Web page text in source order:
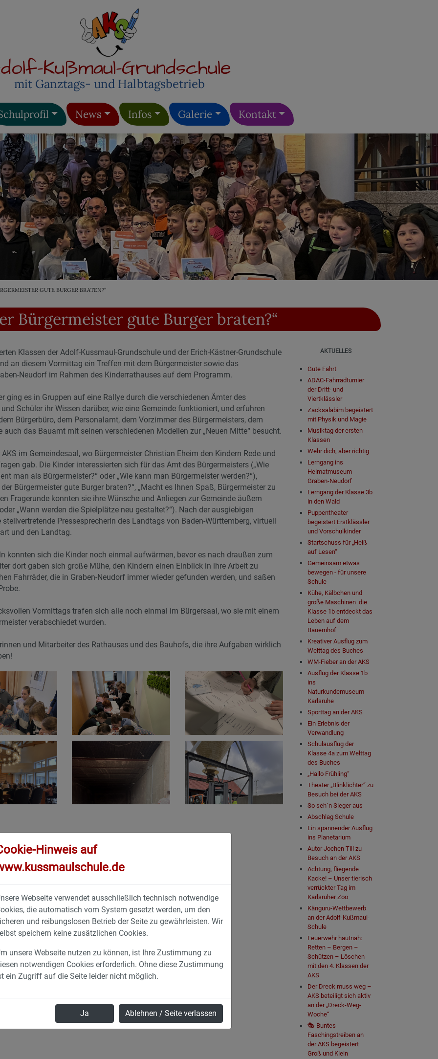
Kußmaul-Grundschule
mit Ganztags- und Halbtagsbetrieb
News Infos Galerie Kontakt
GUTE BURGER BRATEN?“
Bürgermeister gute Burger braten?“
Klassen der Adolf-Kussmaul-Grundschule und der Erich-Kästner-Grundschule
an diesem Vormittag ein Treffen mit dem Bürgermeister sowie das
Neudorf im Rahmen des Kinderrathauses auf dem Programm.
ging es in Gruppen auf eine Rallye durch die verschiedenen Ämter des
Schüler ihr Wissen darüber, wie eine Gemeinde funktioniert, und erfuhren
Bürgerbüro, dem Personalamt, dem Vorzimmer des Bürgermeisters, dem
das Bauamt mit seinen verschiedenen Modellen zur „Neuen Mitte“ besucht.
im Gemeindesaal, wo Bürgermeister Christian Eheim den Kindern Rede und
gab. Die Kinder interessierten sich für das Amt des Bürgermeisters („Wie
man als Bürgermeister?“ oder „Wie kann man Bürgermeister werden?“),
Bürgermeister gute Burger braten?“, „Macht es Ihnen Spaß, Bürgermeister zu
Fragerunde konnten sie ihre Wünsche und Anliegen zur Gemeinde äußern
„Wann werden die Spielplätze neu gestaltet?“). Nach der ausgiebigen
Pressesprecherin des Landtags von Baden-Württemberg, virtuell
und den Landtag.
konnten sich die Kinder noch einmal aufwärmen, bevor es nach draußen zum
dort gaben sich große Mühe, den Kindern einen Einblick in ihre Arbeit zu
Fahrräder, die in Graben-Neudorf immer wieder gefunden werden, und saßen
Vormittags trafen sich alle noch einmal im Bürgersaal, wo sie mit einem
verabschiedet wurden.
und Mitarbeiter des Rathauses und des Bauhofs, die ihre Aufgaben wirklich
Adolf-Kußmaul-Grundschule Graben-Neudorf
AKTUELLES
Gute Fahrt
ADAC-Fahrradturnier
der Dritt- und
Viertklässler
Zacksalabim begeistert
mit Physik und Magie
Musiktag der ersten
Klassen
Wehr dich, aber richtig
Lerngang ins
Heimatmuseum
Graben-Neudorf
Lerngang der Klasse 3b
in den Wald
Puppentheater
begeistert Erstklässler
und Vorschulkinder
Startschuss für „Heiß
auf Lesen“
Gemeinsam etwas
bewegen - für unsere
Schule
Kühe, Kälbchen und
große Maschinen ­ die
Klasse 1b entdeckt das
Leben auf dem
Bauernhof
Kreativer Ausflug zum
Welttag des Buches
WM-Fieber an der AKS
Ausﬂug der Klasse 1b
ins
Naturkundemuseum
Karlsruhe
Sporttag an der AKS
Ein Erlebnis der
Verwandlung
Schulausflug der
Klasse 4a zum Welttag
des Buches
„Hallo Frühling“
Theater „Blinklichter“ zu
Besuch bei der AKS
So seh´n Sieger aus
Abschlag Schule
Ein spannender Ausflug
ins Planetarium
Autor Jochen Till zu
Besuch an der AKS
Achtung, fliegende
Kacke! – Unser tierisch
verrückter Tag im
Karlsruher Zoo
Känguru-Wettbewerb
an der Adolf-Kußmaul-
Schule
Feuerwehr hautnah:
Retten – Bergen –
Schützen – Löschen
mit den 4. Klassen der
AKS
Der Dreck muss weg –
AKS beteiligt sich aktiv
an der „Dreck-Weg-
Woche“
🎭 Buntes
Faschingstreiben an
der AKS begeistert
Groß und Klein
Hinweis auf
Webseite verwendet ausschließlich technisch notwendige
die automatisch vom System gesetzt werden, um den
und reibungslosen Betrieb der Seite zu gewährleisten. Wir
speichern keine zusätzlichen Cookies.
unsere Webseite nutzen zu können, ist Ihre Zustimmung zu
notwendigen Cookies erforderlich. Ohne diese Zustimmung
ein Zugriff auf die Seite leider nicht möglich.
Ja Ablehnen / Seite verlassen